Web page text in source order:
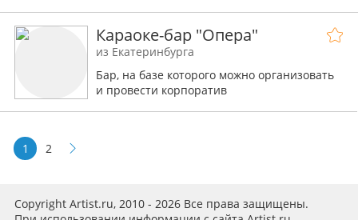
Караоке-бар "Опера"
из Екатеринбурга
Бар, на базе которого можно организовать
и провести корпоратив
1 2
Copyright Artist.ru, 2010 - 2026 Все права защищены.